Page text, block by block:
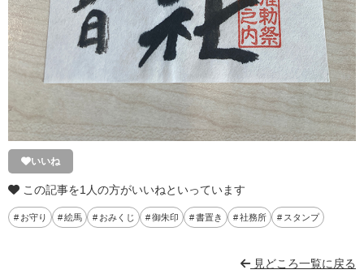
いいね
この記事を1人の方がいいねといっています
お守り 絵馬 おみくじ 御朱印 書置き 社務所 スタンプ
見どころ一覧に戻る